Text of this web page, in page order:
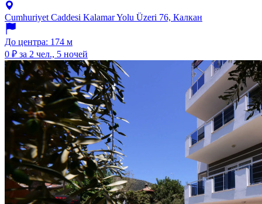
Cumhuriyet Caddesi Kalamar Yolu Üzeri 76, Калкан
До центра: 174 м
0 ₽ за 2 чел., 5 ночей